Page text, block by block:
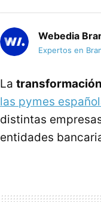
Webedia
Expertos en
La
las pymes
distintas
entidades